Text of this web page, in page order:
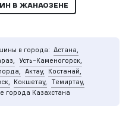
В ЖАНАОЗЕНЕ
в города: Астана,
Усть-Каменогорск,
Актау, Костанай,
Кокшетау,
Темиртау,
города Казахстана